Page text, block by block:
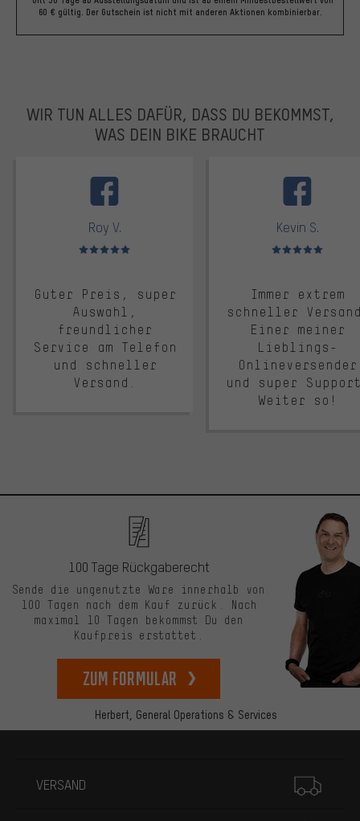
60 € gültig. Der Gutschein ist nicht mit anderen Aktionen kombinierbar.
WIR TUN ALLES DAFÜR, DASS DU BEKOMMST,
WAS DEIN BIKE BRAUCHT
Roy V.
Bewertungen: 5 von 5
Guter Preis, super
Auswahl,
freundlicher
Service am Telefon
und schneller
Versand.
Kevin S.
Bewertungen: 5 von 5
Immer extrem
schneller
Einer meiner
Lieblings-
Onlineversender
und super
Weiter so!
Herbert, General Operations & Services
100 Tage Rückgaberecht
Sende die ungenutzte Ware innerhalb von
100 Tagen nach dem Kauf zurück. Nach
maximal 10 Tagen bekommst Du den
Kaufpreis erstattet.
zum Formular
VERSAND